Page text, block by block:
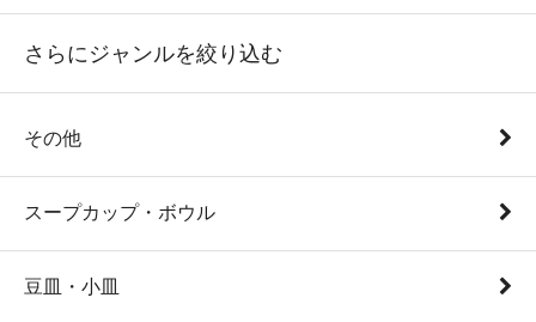
さらにジャンルを絞り込む
その他
スープカップ・ボウル
豆皿・小皿